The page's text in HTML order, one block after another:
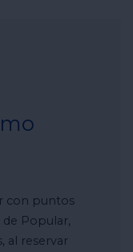
con puntos
Popular,
al reservar